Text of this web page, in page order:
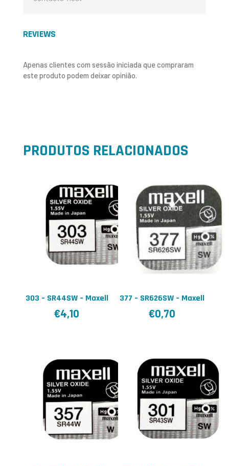
REVIEWS
Apenas clientes com sessão iniciada que compraram
este produto podem deixar opinião.
PRODUTOS RELACIONADOS
303 – SR44SW – Maxell
€4,10
377 – SR626SW – Maxell
€0,70